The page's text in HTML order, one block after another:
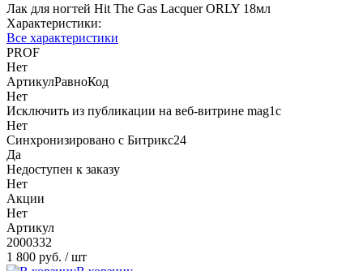
Лак для ногтей Hit The Gas Lacquer ORLY 18мл
Характеристики:
Все характеристики
PROF
Нет
АртикулРавноКод
Нет
Исключить из публикации на веб-витрине mag1c
Нет
Синхронизировано с Битрикс24
Да
Недоступен к заказу
Нет
Акции
Нет
Артикул
2000332
1 800 руб. / шт